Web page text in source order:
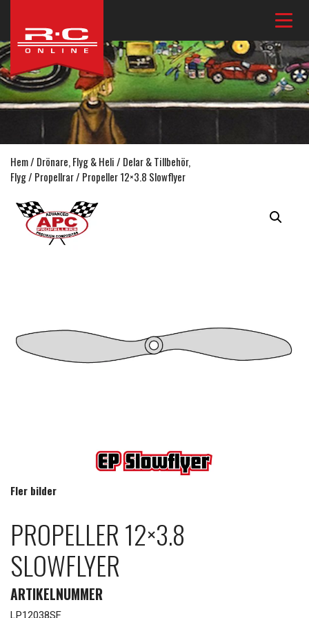
Hem/ Drönare, Flyg & Heli/ Delar & Tillbehör,
Flyg/ Propellrar/ Propeller 12×3.8 Slowflyer
Fler bilder
PROPELLER 12×3.8
SLOWFLYER
ARTIKELNUMMER
LP12038SF